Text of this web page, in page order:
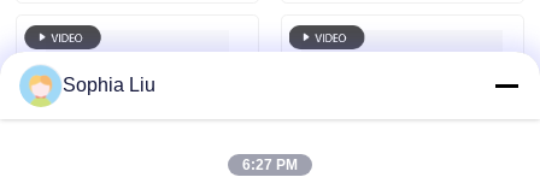
Sophia Liu
6:27 PM